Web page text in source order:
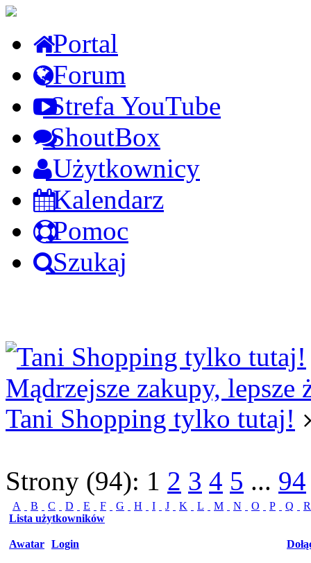
Portal
Forum
Strefa YouTube
ShoutBox
Użytkownicy
Kalendarz
Pomoc
Szukaj
Mądrzejsze zakupy, lepsze
Tani Shopping tylko tutaj!
Strony (94): 1 2 3 4 5 ... 94
A B C D E F G H I J K L M N O P Q
R
Lista użytkowników
Awatar Login